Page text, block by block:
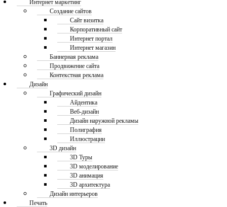
Интернет маркетинг
Создание сайтов
Сайт визитка
Корпоративный сайт
Интернет портал
Интернет магазин
Баннерная реклама
Продвижение сайта
Контекстная реклама
Дизайн
Графический дизайн
Айдентика
Веб-дизайн
Дизайн наружной рекламы
Полиграфия
Иллюстрации
3D дизайн
3D Туры
3D моделирование
3D анимация
3D архитектура
Дизайн интерьеров
Печать